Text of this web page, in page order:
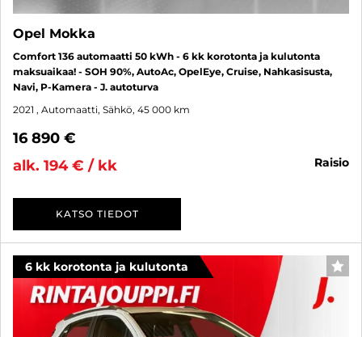
Opel Mokka
Comfort 136 automaatti 50 kWh - 6 kk korotonta ja kulutonta
maksuaikaa! - SOH 90%, AutoAc, OpelEye, Cruise, Nahkasisusta,
Navi, P-Kamera - J. autoturva
2021 , Automaatti, Sähkö, 45 000 km
16 890 €
alk. 194 € / kk
raisio
KATSO TIEDOT
6 kk korotonta ja kulutonta